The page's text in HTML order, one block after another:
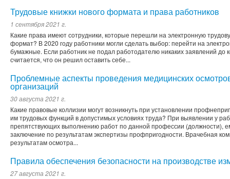
Трудовые книжки нового формата и права работников
1 сентября 2021 г.
Какие права имеют сотрудники, которые перешли на электронную
формат? В 2020 году работники могли сделать выбор: перейти на
бумажные. Если работник не подал работодателю никаких заявлений до
считается, что он решил оставить себе...
Проблемные аспекты проведения медицинских
организаций
30 августа 2021 г.
Какие правовые коллизии могут возникнуть при установлении
им трудовых функций в допустимых условиях труда? При выявлении у
препятствующих выполнению работ по данной профессии (должности),
заключение по результатам экспертизы профпригод­ности. Врачебная
результа­там осмотра...
Правила обеспечения безопасности на производстве
27 августа 2021 г.